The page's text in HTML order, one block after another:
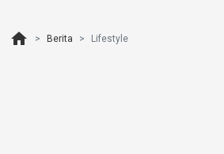
home Berita Lifestyle